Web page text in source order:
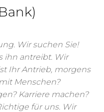
Wir suchen Sie!
ihn antreibt. Wir
Ihr Antrieb, morgens
Menschen?
Karriere machen?
für uns. Wir